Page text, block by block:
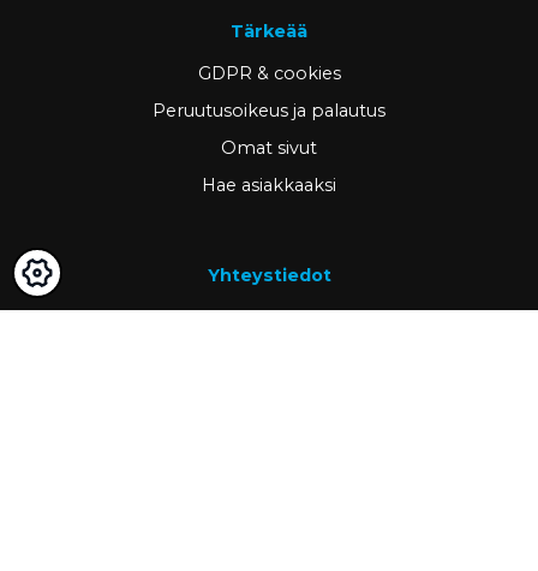
Tärkeää
GDPR & cookies
Peruutusoikeus ja palautus
Omat sivut
Hae asiakkaaksi
Yhteystiedot
www.ravema.fi